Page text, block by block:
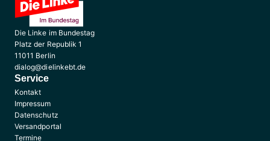
Die Linke im Bundestag
Platz der Republik 1
11011 Berlin
dialog@dielinkebt.de
Service
Kontakt
Impressum
Datenschutz
Versandportal
Termine